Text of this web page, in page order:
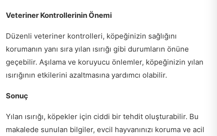
Veteriner Kontrollerinin Önemi
Düzenli veteriner kontrolleri, köpeğinizin sağlığını
korumanın yanı sıra yılan ısırığı gibi durumların önüne
geçebilir. Aşılama ve koruyucu önlemler, köpeğinizin yılan
ısırığının etkilerini azaltmasına yardımcı olabilir.
Sonuç
Yılan ısırığı, köpekler için ciddi bir tehdit oluşturabilir. Bu
makalede sunulan bilgiler, evcil hayvanınızı koruma ve acil